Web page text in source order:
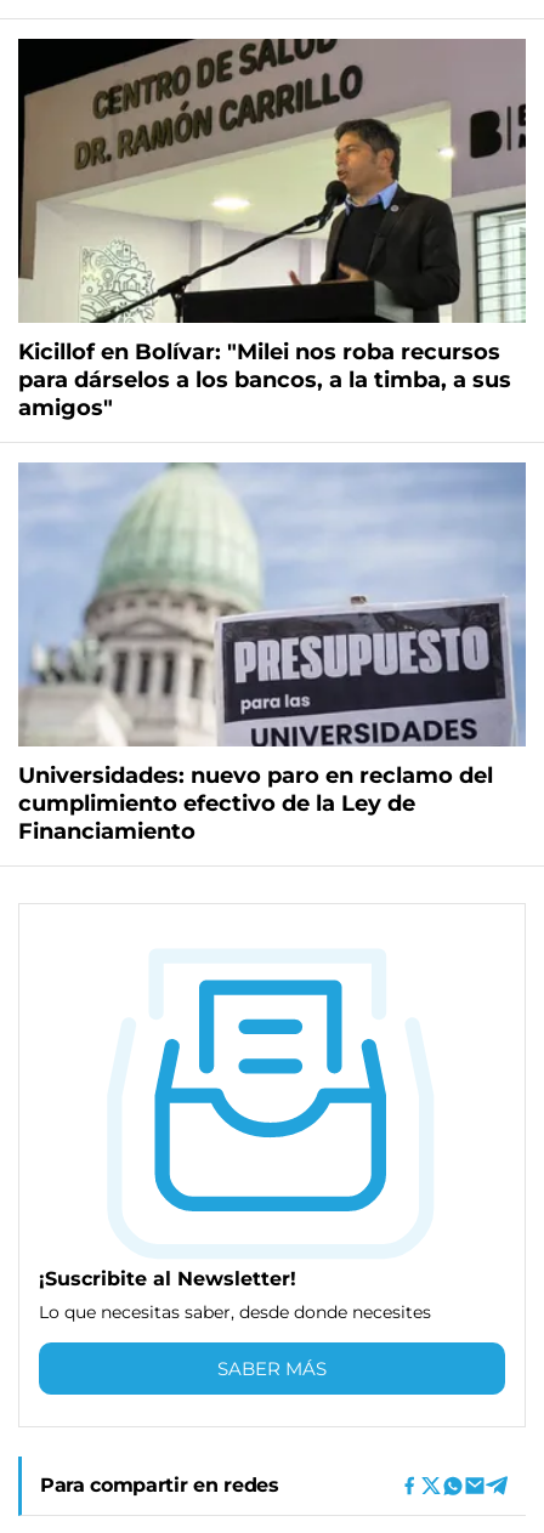
Kicillof en Bolívar: "Milei nos roba recursos
para dárselos a los bancos, a la timba, a sus
amigos"
Universidades: nuevo paro en reclamo del
cumplimiento efectivo de la Ley de
Financiamiento
¡Suscribite al Newsletter!
Lo que necesitas saber, desde donde necesites
SABER MÁS
Para compartir en redes